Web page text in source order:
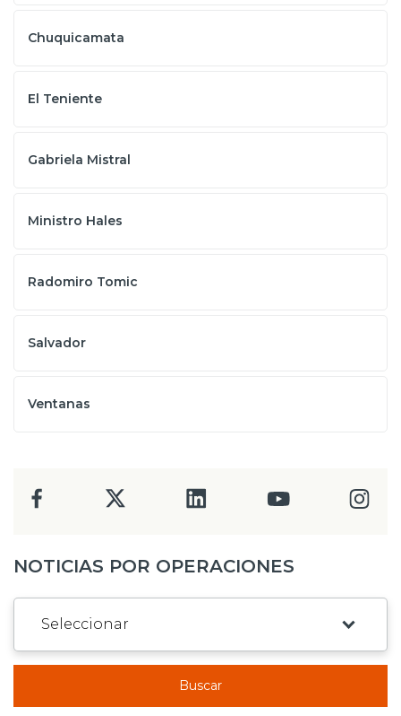
Chuquicamata
El Teniente
Gabriela Mistral
Ministro Hales
Radomiro Tomic
Salvador
Ventanas
NOTICIAS POR OPERACIONES
Buscar